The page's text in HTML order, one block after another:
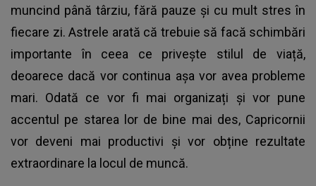
muncind până târziu, fără pauze și cu mult stres în
fiecare zi. Astrele arată că trebuie să facă schimbări
importante în ceea ce privește stilul de viață,
deoarece dacă vor continua așa vor avea probleme
mari. Odată ce vor fi mai organizați și vor pune
accentul pe starea lor de bine mai des, Capricornii
vor deveni mai productivi și vor obține rezultate
extraordinare la locul de muncă.